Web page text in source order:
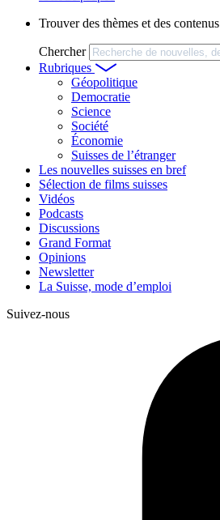
Trouver des thèmes et des contenus
Chercher
Rubriques
Géopolitique
Democratie
Science
Société
Économie
Suisses de l’étranger
Les nouvelles suisses en bref
Sélection de films suisses
Vidéos
Podcasts
Discussions
Grand Format
Opinions
Newsletter
La Suisse, mode d’emploi
Suivez-nous